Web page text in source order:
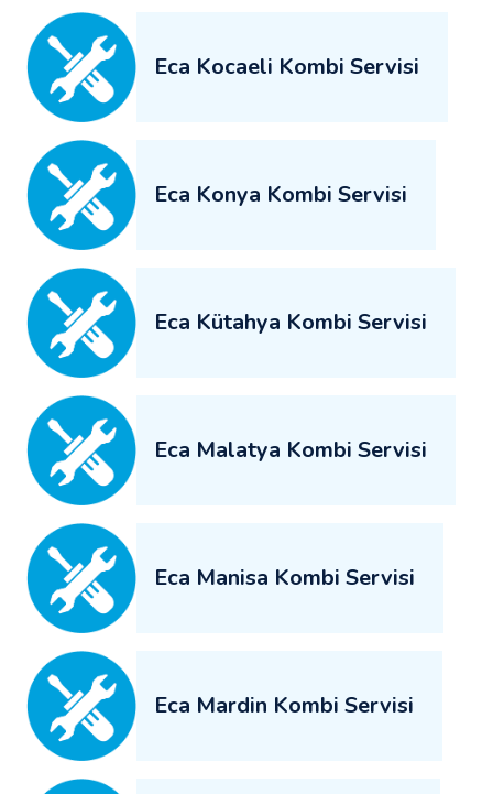
Eca Kocaeli Kombi Servisi
Eca Konya Kombi Servisi
Eca Kütahya Kombi Servisi
Eca Malatya Kombi Servisi
Eca Manisa Kombi Servisi
Eca Mardin Kombi Servisi